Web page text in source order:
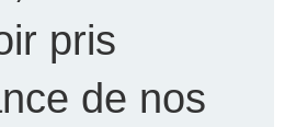
pris
de nos